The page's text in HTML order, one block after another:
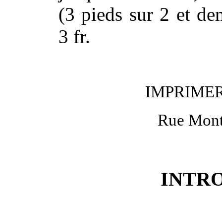
(3 pieds sur 2 et
3 fr.
Rue